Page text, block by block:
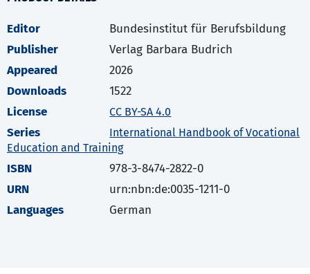
Editor
Bundesinstitut für Berufsbildung
Publisher
Verlag Barbara Budrich
Appeared
2026
Downloads
1522
License
CC BY-SA 4.0
Series
International Handbook of Vocational
Education and Training
ISBN
978-3-8474-2822-0
URN
urn:nbn:de:0035-1211-0
Languages
German